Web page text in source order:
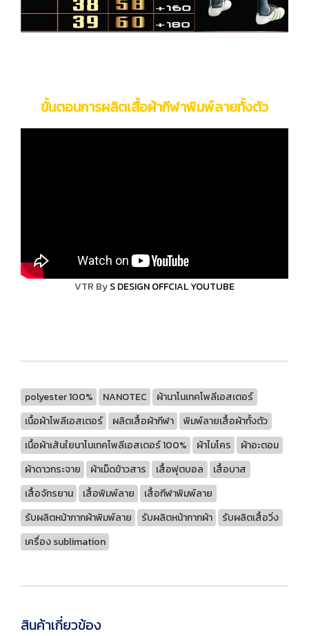
ขั้นตอนการผลิตเสื้อผ้ากีฬาพิมพ์ลายทั้งตัว
VTR ByS DESIGN OFFCIAL YOUTUBE
polyester 100% NANOTEC
ผ้านาโนเทคโพลีเอสเตอร์
เนื้อผ้าโพลีเอสเตอร์
ผลิตเสื้อผ้ากีฬา
พิมพ์ลายเสื้อผ้าทั้งตัว
เนื้อผ้าเส้นใยนาโนเทคโพลีเอสเตอร์ 100%
ผ้าไมโคร
ผ้าอะตอม
ผ้าดาวกระจาย
ผ้าเม็ดข้าวสาร เสื้อฟุตบอล
เสื้อบาส
เสื้อจักรยาน
เสื้อพิมพ์ลาย
เสื้อกีฬาพิมพ์ลาย
รับผลิตหน้ากากผ้าพิมพ์ลาย
รับผลิตหน้ากากผ้า
รับผลิตเสื้อวิ่ง
เครื่อง sublimation
สินค้าเกี่ยวข้อง